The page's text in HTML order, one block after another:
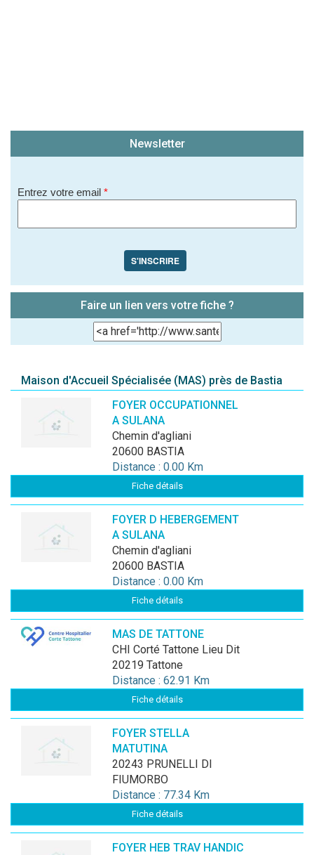
Newsletter
Entrez votre email *
S'INSCRIRE
Faire un lien vers votre fiche ?
Maison d'Accueil Spécialisée (MAS) près de Bastia
FOYER OCCUPATIONNEL
A SULANA
chemin d'agliani
20600 BASTIA
Distance : 0.00 Km
Fiche détails
FOYER D HEBERGEMENT
A SULANA
chemin d'agliani
20600 BASTIA
Distance : 0.00 Km
Fiche détails
MAS DE TATTONE
CHI Corté Tattone Lieu Dit
20219 Tattone
Distance : 62.91 Km
Fiche détails
FOYER STELLA
MATUTINA
20243 PRUNELLI DI
FIUMORBO
Distance : 77.34 Km
Fiche détails
FOYER HEB TRAV HANDIC